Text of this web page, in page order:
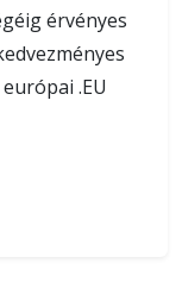
érvényes
.EU